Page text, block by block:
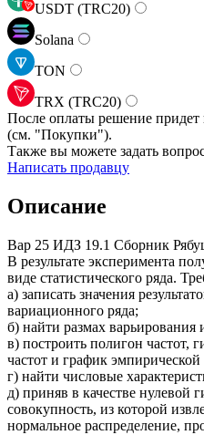
USDT (TRC20)
Solana
TON
TRX (TRC20)
После оплаты решение
(см. "Покупки").
Также вы можете задать
Написать продавцу
Описание
Вар 25 ИДЗ 19.1 Сборник
В результате эксперимента
виде статистического ряда.
а) записать значения
вариационного ряда;
б) найти размах варьирования
в) построить полигон частот,
частот и график
г) найти числовые
д) приняв в качестве нулевой
совокупность, из которой
нормальное распределение,